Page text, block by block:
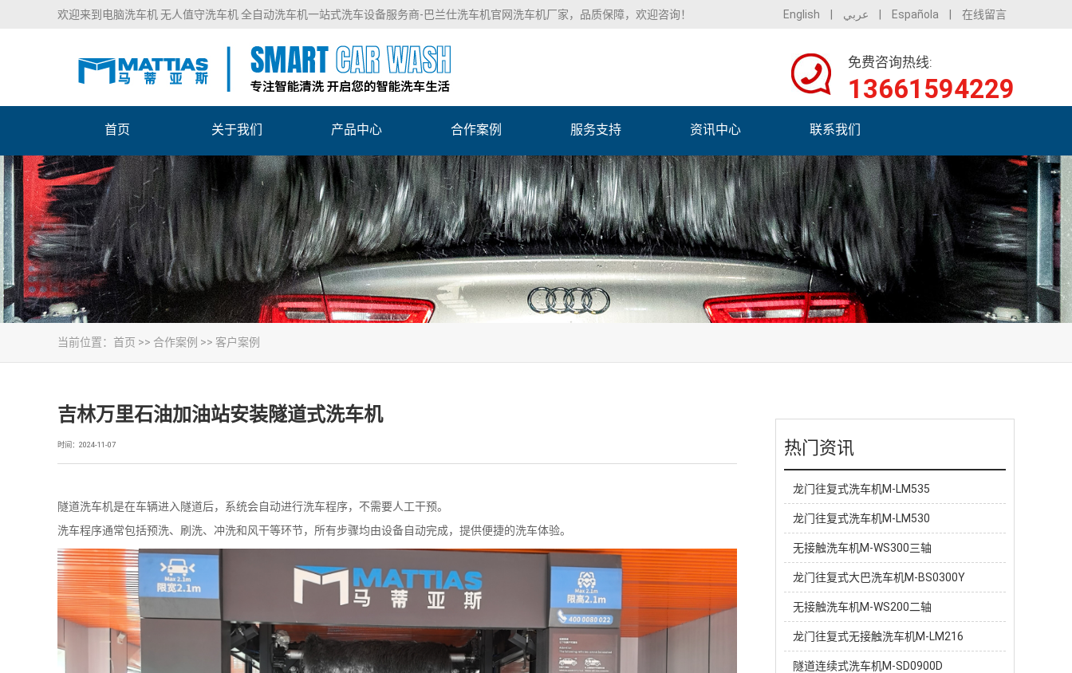
欢迎来到电脑洗车机 无人值守洗车机 全自动洗车机一站式洗车设备服务商-巴兰仕洗车机官网洗车机厂家，品质保障，欢迎咨询！ English عربي Española 在线留言
免费咨询热线:
13661594229
首页 关于我们 产品中心 合作案例 服务支持 资讯中心 联系我们
当前位置： 首页 >> 合作案例 >> 客户案例
吉林万里石油加油站安装隧道式洗车机
时间：2024-11-07
隧道洗车机是在车辆进入隧道后，系统会自动进行洗车程序，不需要人工干预。
洗车程序通常包括预洗、刷洗、冲洗和风干等环节，所有步骤均由设备自动完成，提供便捷的洗车体验。
热门资讯
龙门往复式洗车机M-LM535
龙门往复式洗车机M-LM530
无接触洗车机M-WS300三轴
龙门往复式大巴洗车机M-BS0300Y
无接触洗车机M-WS200二轴
龙门往复式无接触洗车机M-LM216
隧道连续式洗车机M-SD0900D